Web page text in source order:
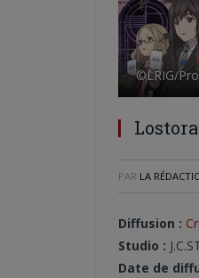
©LRIG/
PAR LA
Diffusion :
Studio :
Date de